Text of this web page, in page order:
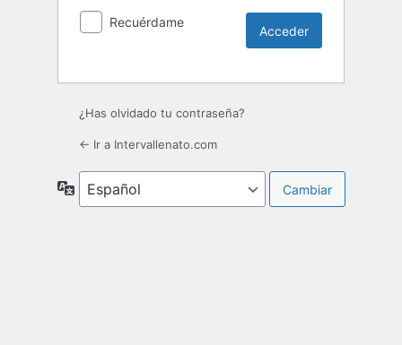
Recuérdame
¿Has olvidado tu contraseña?
← Ir a Intervallenato.com
Idioma